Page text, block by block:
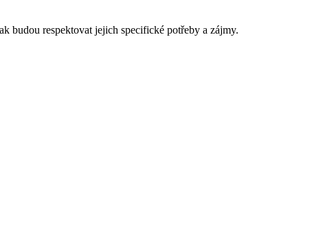
budou respektovat jejich specifické potřeby a zájmy.